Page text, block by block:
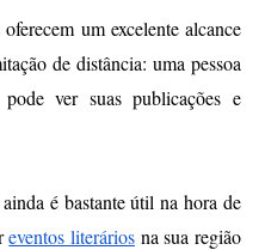
um excelente alcance
de distância: uma pessoa
ver suas publicações e
é bastante útil na hora de
eventos literários na sua região